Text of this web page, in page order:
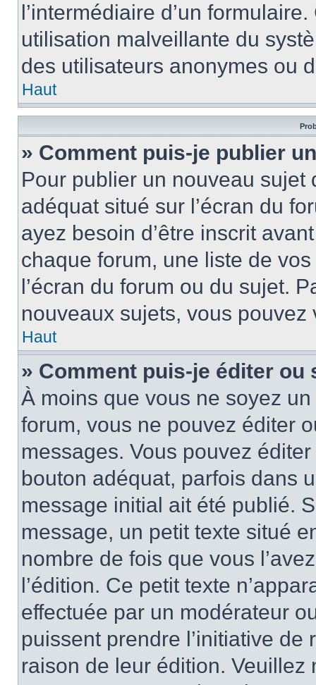
l’intermédiaire d’un
utilisation malveillante du
des utilisateurs anonymes ou
Haut
» Comment puis-je publier
Pour publier un nouveau
adéquat situé sur l’écran du
ayez besoin d’être inscrit
chaque forum, une liste de
l’écran du forum ou du sujet.
nouveaux sujets, vous
Haut
» Comment puis-je éditer
À moins que vous ne soyez
forum, vous ne pouvez éditer
messages. Vous pouvez
bouton adéquat, parfois dans
message initial ait été publié.
message, un petit texte situé
nombre de fois que vous
l’édition. Ce petit texte
effectuée par un modérateur
puissent prendre l’initiative
raison de leur édition.